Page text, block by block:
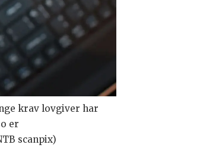
krav lovgiver har
er
scanpix)